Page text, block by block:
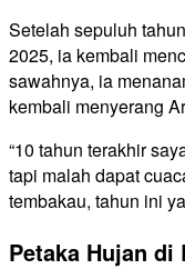
Setelah sepuluh
2025, ia kembali
sawahnya, ia
kembali menyerang
“10 tahun terakhir
tapi malah dapat
tembakau, tahun ini
Petaka Hujan